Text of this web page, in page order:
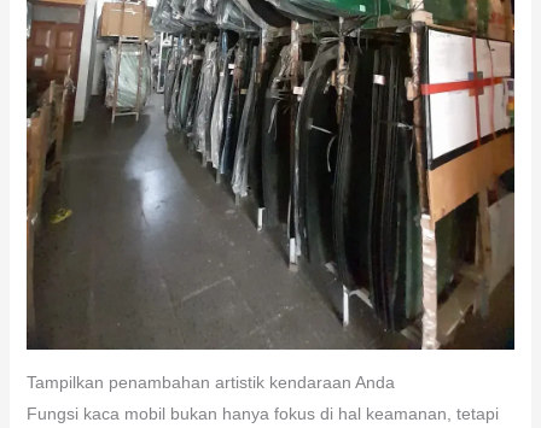
Tampilkan penambahan artistik kendaraan Anda
Fungsi kaca mobil bukan hanya fokus di hal keamanan, tetapi